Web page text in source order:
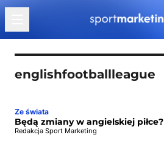
Przejdź do treści
englishfootballleague
Ze świata
Będą zmiany w angielskiej piłce?
Redakcja Sport Marketing